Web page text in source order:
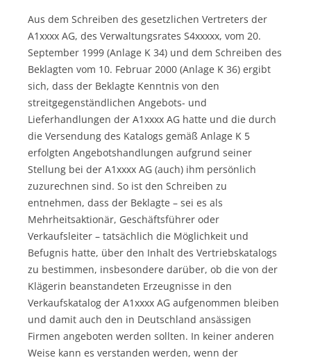
Aus dem Schreiben des gesetzlichen Vertreters der
A1xxxx AG, des Verwaltungsrates S4xxxxx, vom 20.
September 1999 (Anlage K 34) und dem Schreiben des
Beklagten vom 10. Februar 2000 (Anlage K 36) ergibt
sich, dass der Beklagte Kenntnis von den
streitgegenständlichen Angebots- und
Lieferhandlungen der A1xxxx AG hatte und die durch
die Versendung des Katalogs gemäß Anlage K 5
erfolgten Angebotshandlungen aufgrund seiner
Stellung bei der A1xxxx AG (auch) ihm persönlich
zuzurechnen sind. So ist den Schreiben zu
entnehmen, dass der Beklagte – sei es als
Mehrheitsaktionär, Geschäftsführer oder
Verkaufsleiter – tatsächlich die Möglichkeit und
Befugnis hatte, über den Inhalt des Vertriebskatalogs
zu bestimmen, insbesondere darüber, ob die von der
Klägerin beanstandeten Erzeugnisse in den
Verkaufskatalog der A1xxxx AG aufgenommen bleiben
und damit auch den in Deutschland ansässigen
Firmen angeboten werden sollten. In keiner anderen
Weise kann es verstanden werden, wenn der